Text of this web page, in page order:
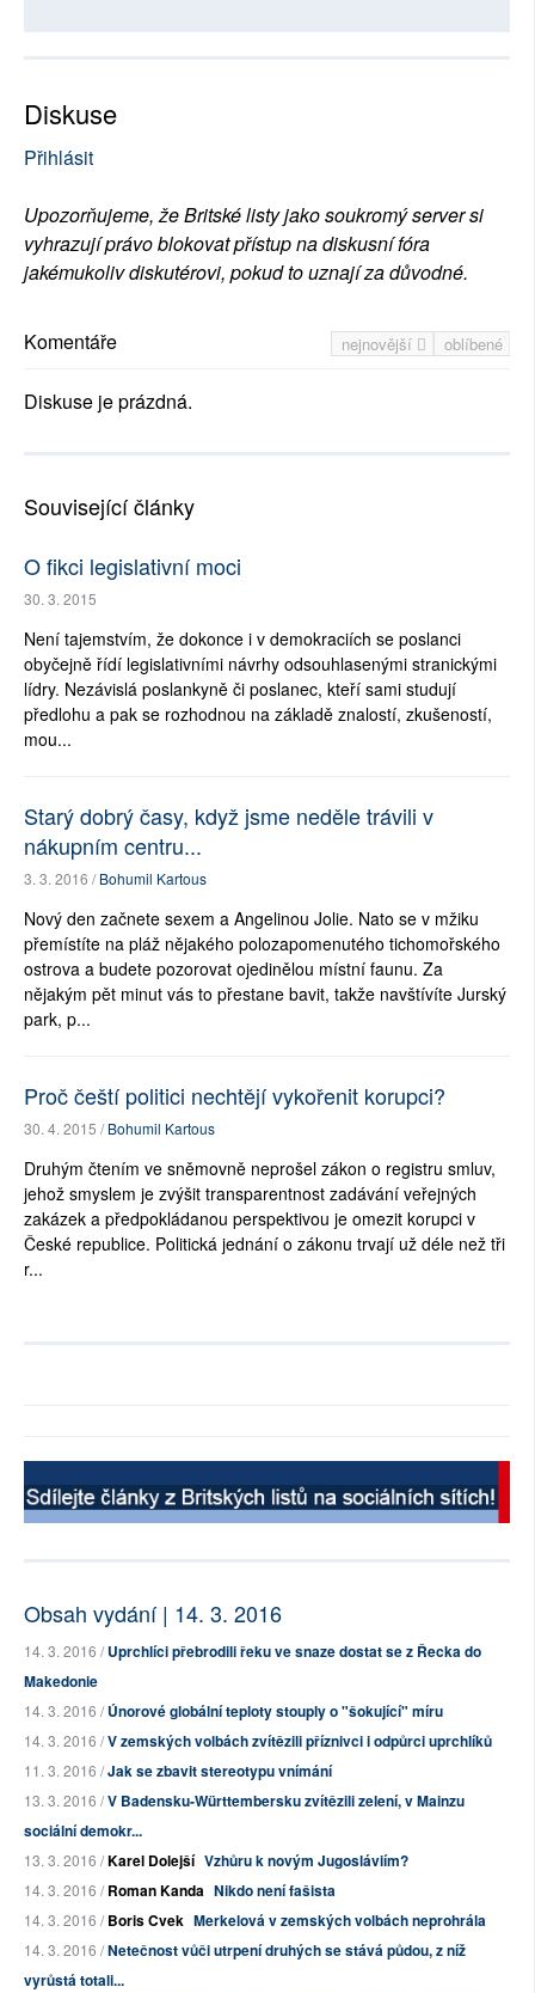
Diskuse
Přihlásit
Upozorňujeme, že Britské listy jako soukromý server si
vyhrazují právo blokovat přístup na diskusní fóra
jakémukoliv diskutérovi, pokud to uznají za důvodné.
nejnovější oblíbené
Komentáře
Diskuse je prázdná.
Související články
O fikci legislativní moci
30. 3. 2015
Není tajemstvím, že dokonce i v demokraciích se poslanci
obyčejně řídí legislativními návrhy odsouhlasenými stranickými
lídry. Nezávislá poslankyně či poslanec, kteří sami studují
předlohu a pak se rozhodnou na základě znalostí, zkušeností,
mou...
Starý dobrý časy, když jsme neděle trávili v
nákupním centru...
3. 3. 2016 /Bohumil Kartous
Nový den začnete sexem a Angelinou Jolie. Nato se v mžiku
přemístíte na pláž nějakého polozapomenutého tichomořského
ostrova a budete pozorovat ojedinělou místní faunu. Za
nějakým pět minut vás to přestane bavit, takže navštívíte Jurský
park, p...
Proč čeští politici nechtějí vykořenit korupci?
30. 4. 2015 /Bohumil Kartous
Druhým čtením ve sněmovně neprošel zákon o registru smluv,
jehož smyslem je zvýšit transparentnost zadávání veřejných
zakázek a předpokládanou perspektivou je omezit korupci v
České republice. Politická jednání o zákonu trvají už déle než tři
r...
Obsah vydání | 14. 3. 2016
14. 3. 2016 /Uprchlíci přebrodili řeku ve snaze dostat se z Řecka do
Makedonie
14. 3. 2016 /Únorové globální teploty stouply o "šokující" míru
14. 3. 2016 /V zemských volbách zvítězili příznivci i odpůrci uprchlíků
11. 3. 2016 /Jak se zbavit stereotypu vnímání
13. 3. 2016 /V Badensku-Württembersku zvítězili zelení, v Mainzu
sociální demokr...
13. 3. 2016 /Karel Dolejší Vzhůru k novým Jugosláviím?
14. 3. 2016 /Roman Kanda Nikdo není fašista
14. 3. 2016 /Boris Cvek Merkelová v zemských volbách neprohrála
14. 3. 2016 /Netečnost vůči utrpení druhých se stává půdou, z níž
vyrůstá totali...